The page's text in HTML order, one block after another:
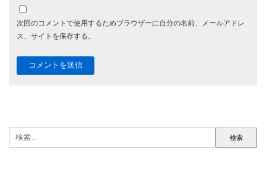
次回のコメントで使用するためブラウザーに自分の名前、メールアドレ
ス、サイトを保存する。
索: